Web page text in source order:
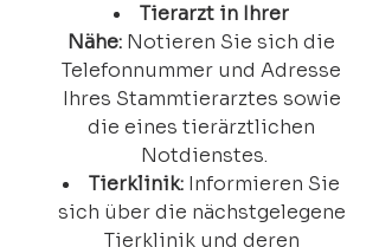
Tierarzt in Ihrer
Nähe: Notieren Sie sich die
Telefonnummer und Adresse
Ihres Stammtierarztes sowie
die eines tierärztlichen
Notdienstes.
Tierklinik: Informieren Sie
sich über die nächstgelegene
Tierklinik und deren